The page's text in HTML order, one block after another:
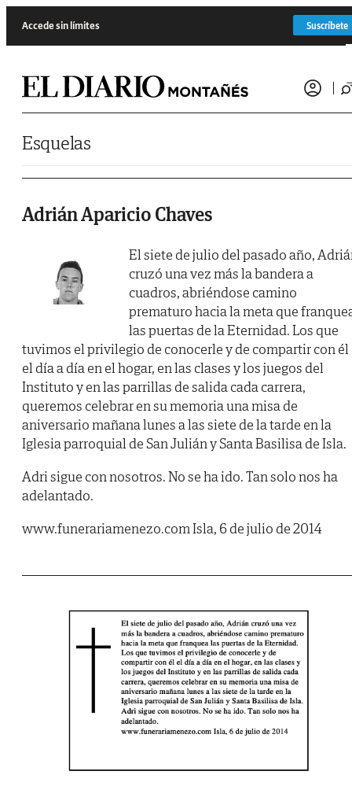
Accede sin límites Suscríbete
Esquelas
Adrián Aparicio Chaves
El siete de julio del pasado año,
cruzó una vez más la bandera a
cuadros, abriéndose camino
prematuro hacia la meta que
las puertas de la Eternidad. Los que
tuvimos el privilegio de conocerle y de compartir con él
el día a día en el hogar, en las clases y los juegos del
Instituto y en las parrillas de salida cada carrera,
queremos celebrar en su memoria una misa de
aniversario mañana lunes a las siete de la tarde en la
Iglesia parroquial de San Julián y Santa Basilisa de Isla.
Adri sigue con nosotros. No se ha ido. Tan solo nos ha
adelantado.
www.funerariamenezo.com Isla, 6 de julio de 2014